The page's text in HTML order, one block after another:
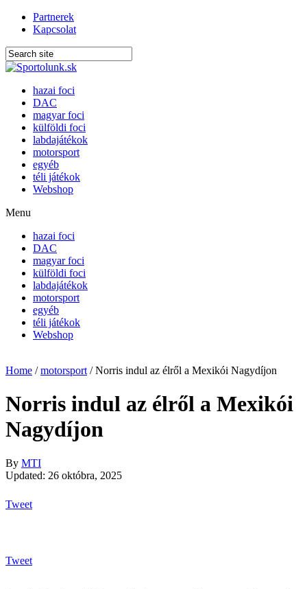
Partnerek
Kapcsolat
hazai foci
DAC
magyar foci
külföldi foci
labdajátékok
motorsport
egyéb
téli játékok
Webshop
Menu
hazai foci
DAC
magyar foci
külföldi foci
labdajátékok
motorsport
egyéb
téli játékok
Webshop
Home /motorsport /Norris indul az élről a Mexikói Nagydíjon
Norris indul az élről a Mexikói
Nagydíjon
By MTI
Updated: 26 októbra, 2025
Tweet
Tweet